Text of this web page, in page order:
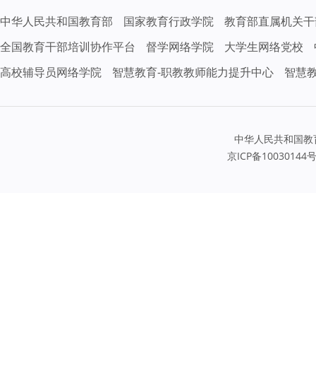
中华人民共和国教育部 国家教育行政学院
教育部直属机关
全国教育干部培训协作平台
督学网络学院 大学生网络党校
高校辅导员网络学院
智慧教育-职教教师能力提升中心 智慧
中华人民共和国教
京ICP备10030144